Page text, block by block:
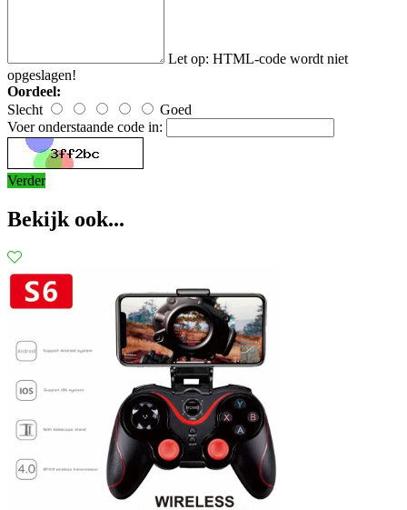
Let op: HTML-code wordt niet
opgeslagen!
Oordeel:
Slecht
Goed
Voer onderstaande code in:
Verder
Bekijk ook...